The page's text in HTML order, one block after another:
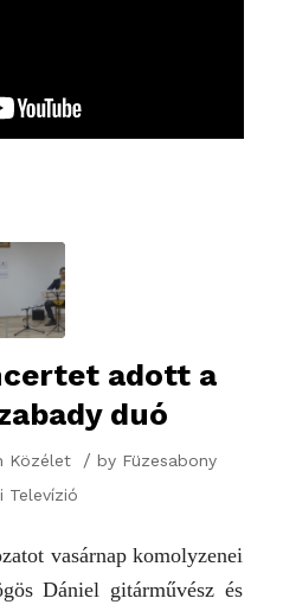
adott a
duó
Közélet / by Füzesabony
Televízió
vasárnap komolyzenei
Dániel gitárművész és